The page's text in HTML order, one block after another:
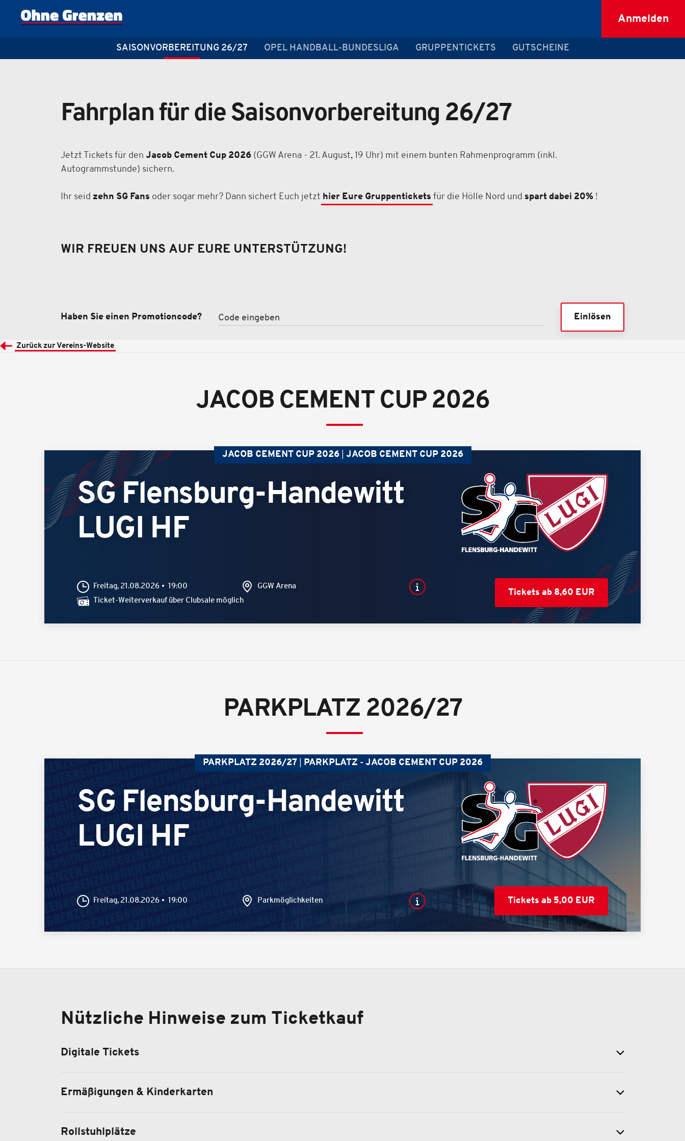
Anmelden
SAISONVORBEREITUNG 26/27 OPEL HANDBALL-BUNDESLIGA GRUPPENTICKETS GUTSCHEINE
Fahrplan für die Saisonvorbereitung 26/27
Jetzt Tickets für den Jacob Cement Cup 2026 (GGW Arena - 21. August, 19 Uhr) mit einem bunten Rahmenprogramm (inkl.
Autogrammstunde) sichern.
Ihr seid zehn SG Fans oder sogar mehr? Dann sichert Euch jetzt hier Eure Gruppentickets für die Hölle Nord und spart dabei 20% !
WIR FREUEN UNS AUF EURE UNTERSTÜTZUNG!
Haben Sie einen Promotioncode? Einlösen
Zurück zur Vereins-Website
JACOB CEMENT CUP 2026
JACOB CEMENT CUP 2026 JACOB CEMENT CUP 2026
SG Flensburg-Handewitt
LUGI HF
Freitag, 21.08.2026 19:00
GGW Arena
Ticket-Weiterverkauf über Clubsale möglich
Tickets ab 8,60 EUR
PARKPLATZ 2026/27
PARKPLATZ 2026/27 PARKPLATZ - JACOB CEMENT CUP 2026
SG Flensburg-Handewitt
LUGI HF
Freitag, 21.08.2026 19:00 Parkmöglichkeiten Tickets ab 5,00 EUR
Nützliche Hinweise zum Ticketkauf
Digitale Tickets
Ermäßigungen & Kinderkarten
Rollstuhlplätze